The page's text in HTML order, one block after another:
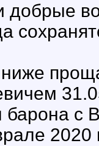
добрые
барона
2020